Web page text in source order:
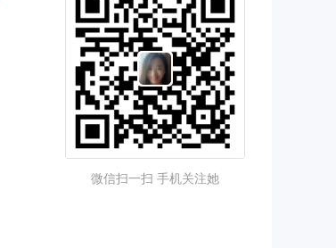
微信扫一扫 手机关注她